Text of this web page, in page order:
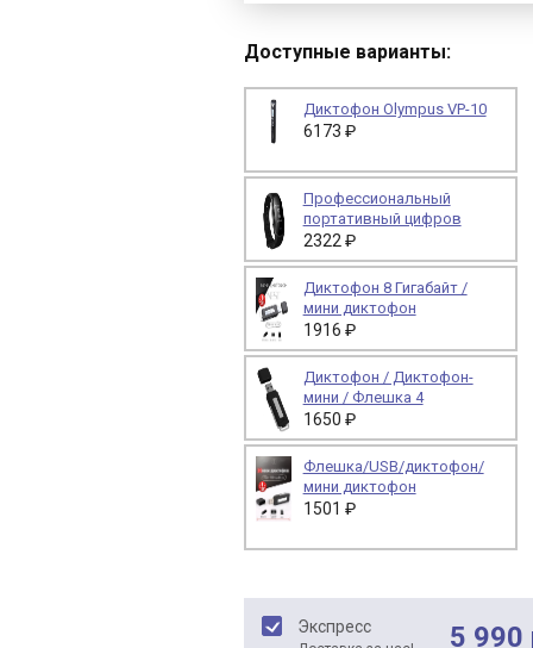
Доступные варианты:
Диктофон Olympus VP-10
6173 ₽
Профессиональный
портативный цифров
2322 ₽
Диктофон 8 Гигабайт /
мини диктофон
1916 ₽
Диктофон / Диктофон-
мини / Флешка 4
1650 ₽
Флешка/USB/диктофон/
мини диктофон
1501 ₽
Экспресс 5 990